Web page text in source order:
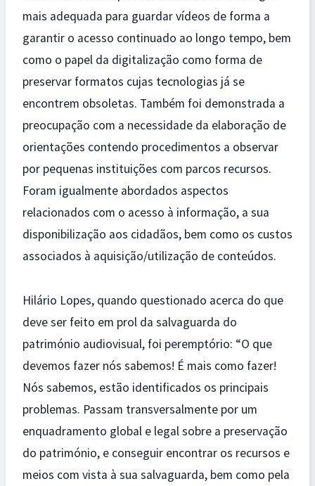
mais adequada para guardar vídeos de forma a
garantir o acesso continuado ao longo tempo, bem
como o papel da digitalização como forma de
preservar formatos cujas tecnologias já se
encontrem obsoletas. Também foi demonstrada a
preocupação com a necessidade da elaboração de
orientações contendo procedimentos a observar
por pequenas instituições com parcos recursos.
Foram igualmente abordados aspectos
relacionados com o acesso à informação, a sua
disponibilização aos cidadãos, bem como os custos
associados à aquisição/utilização de conteúdos.
Hilário Lopes, quando questionado acerca do que
deve ser feito em prol da salvaguarda do
património audiovisual, foi peremptório: “O que
devemos fazer nós sabemos! É mais como fazer!
Nós sabemos, estão identificados os principais
problemas. Passam transversalmente por um
enquadramento global e legal sobre a preservação
do património, e conseguir encontrar os recursos e
meios com vista à sua salvaguarda, bem como pela